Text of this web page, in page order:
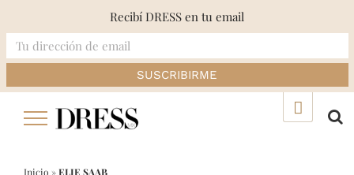
Inicio »ELIE SAAB
Recibí DRESS en tu email